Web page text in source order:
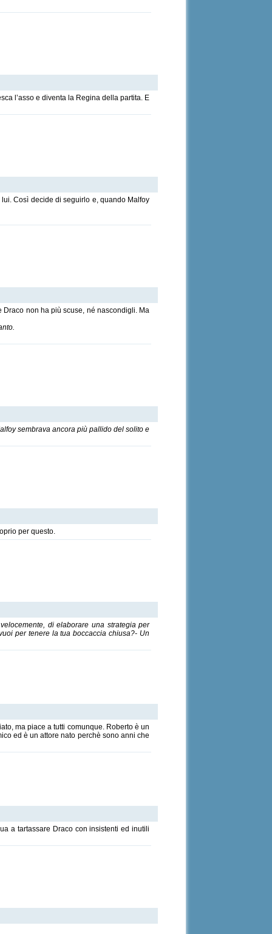
l’asso e diventa la Regina della partita. E
Così decide di seguirlo e, quando Malfoy
Draco non ha più scuse, né nascondigli. Ma
sembrava ancora più pallido del solito e
per questo.
di elaborare una strategia per
per tenere la tua boccaccia chiusa?- Un
ma piace a tutti comunque. Roberto è un
ed è un attore nato perchè sono anni che
a tartassare Draco con insistenti ed inutili